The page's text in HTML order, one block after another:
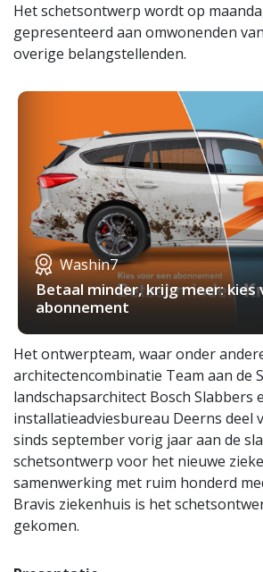
Het schetsontwerp wordt op
gepresenteerd aan omwonenden
overige belangstellenden.
Washin7
Betaal minder, krijg meer: kies
abonnement
Het ontwerpteam, waar onder
architectencombinatie Team aan de
landschapsarchitect Bosch Slabbers
installatieadviesbureau Deerns deel
sinds september vorig jaar aan de
schetsontwerp voor het nieuwe
samenwerking met ruim honderd
Bravis ziekenhuis is het
gekomen.